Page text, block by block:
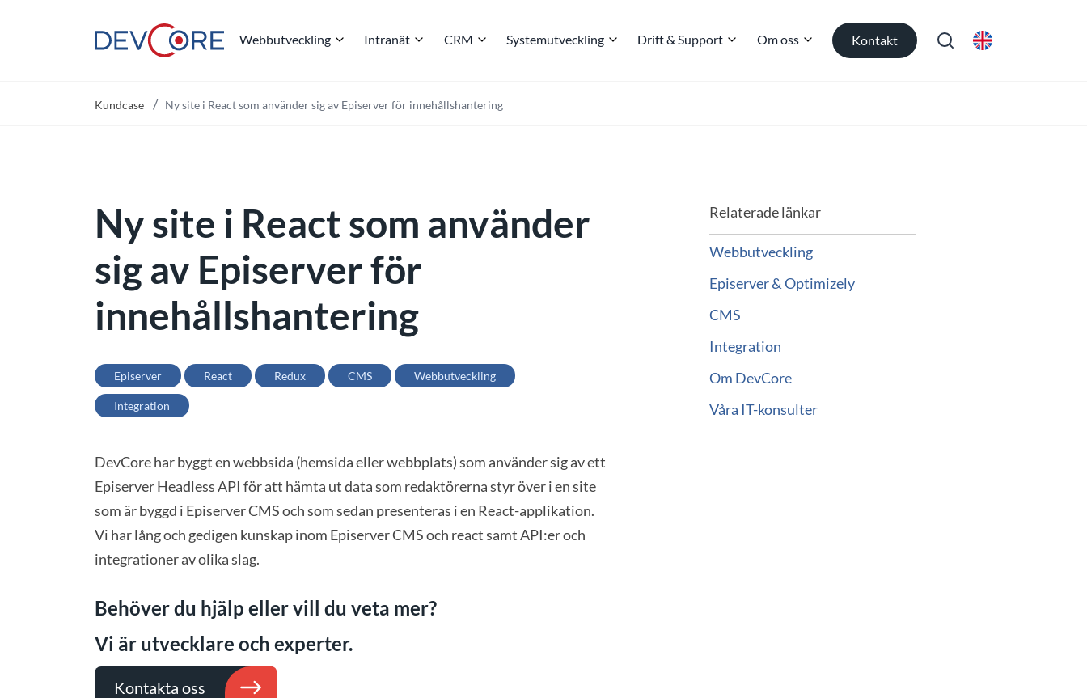
Webbutveckling Intranät CRM Systemutveckling Drift & Support Om oss Kontakt
Kundcase Ny site i React som använder sig av Episerver för innehållshantering
Ny site i React som använder
sig av Episerver för
innehållshantering
Episerver React Redux CMS Webbutveckling
Integration
DevCore har byggt en webbsida (hemsida eller webbplats) som använder sig av ett
Episerver Headless API för att hämta ut data som redaktörerna styr över i en site
som är byggd i Episerver CMS och som sedan presenteras i en React-applikation.
Vi har lång och gedigen kunskap inom Episerver CMS och react samt API:er och
integrationer av olika slag.
Behöver du hjälp eller vill du veta mer?
Vi är utvecklare och experter.
Kontakta oss
Relaterade länkar
Webbutveckling
Episerver & Optimizely
CMS
Integration
Om DevCore
Våra IT-konsulter